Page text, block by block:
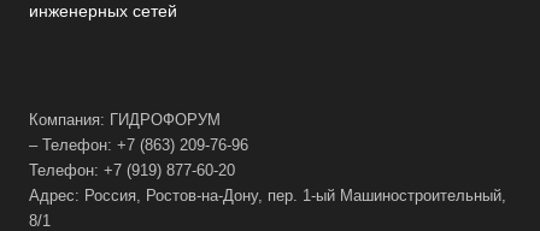
инженерных сетей
Компания: ГИДРОФОРУМ
– Телефон: +7 (863) 209-76-96
Телефон: +7 (919) 877-60-20
Адрес: Россия, Ростов-на-Дону, пер. 1-ый Машиностроительный,
8/1